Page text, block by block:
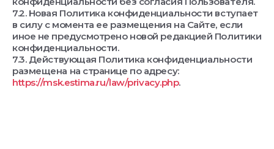
7.2. Новая Политика конфиденциальности вступает
в силу с момента ее размещения на Сайте, если
иное не предусмотрено новой редакцией Политики
конфиденциальности.
7.3. Действующая Политика конфиденциальности
размещена на странице по адресу:
https://msk.estima.ru/law/privacy.php.